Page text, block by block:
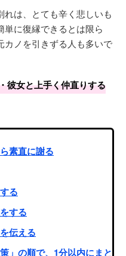
は、とても辛く悲しいも
に復縁できるとは限ら
カノを引きずる人も多いで
彼女と上手く仲直りする
素直に謝る
る
する
伝える
の順で、1分以内にまと